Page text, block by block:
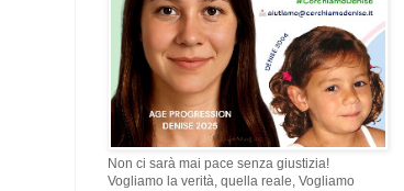
Non ci sarà mai pace senza giustizia!
Vogliamo la verità, quella reale, Vogliamo